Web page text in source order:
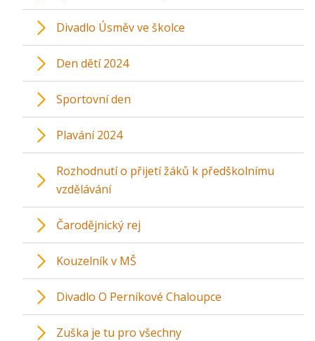
Divadlo Úsměv ve školce
Den dětí 2024
Sportovní den
Plavání 2024
Rozhodnutí o přijetí žáků k předškolnímu
vzdělávání
Čarodějnický rej
Kouzelník v MŠ
Divadlo O Perníkové Chaloupce
Zuška je tu pro všechny